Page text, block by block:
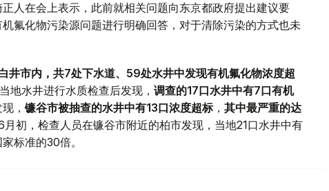
人在会上表示，此前就相关问题向东京都政府提出建议要
氟化物污染源问题进行明确回答，对于清除污染的方式也未
井市内，共7处下水道、59处水井中发现有机氟化物浓度超
地水井进行水质检查后发现， 调查的17口水井中有7口有机
， 镰谷市被抽查的水井中有13口浓度超标， 其中最严重的达
月初，检查人员在镰谷市附近的柏市发现，当地21口水井中有
标准的30倍。